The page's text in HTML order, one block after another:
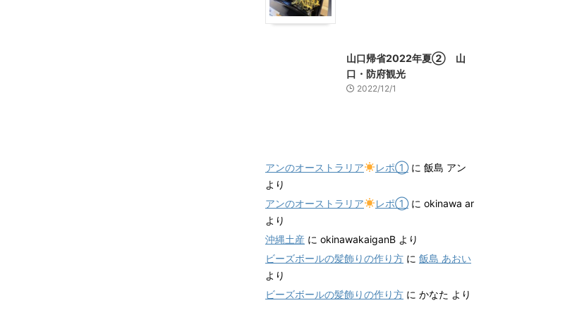
山口帰省2022年夏② 山
口・防府観光
2022/12/1
アンのオーストラリア レポ①に 飯島 アン
より
アンのオーストラリア
レポ①に okinawa ar
より
沖縄土産 に okinawakaiganB より
ビーズボールの髪飾りの作り方 に 飯島 あおい
より
ビーズボールの髪飾りの作り方 に かなた より